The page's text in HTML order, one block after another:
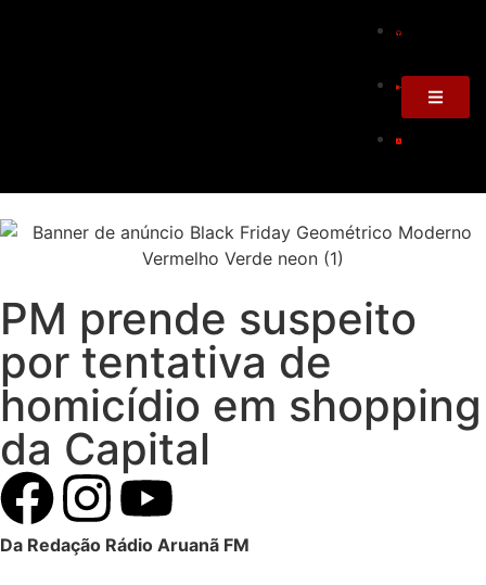
PM prende suspeito
por tentativa de
homicídio em shopping
da Capital
Da Redação Rádio Aruanã FM